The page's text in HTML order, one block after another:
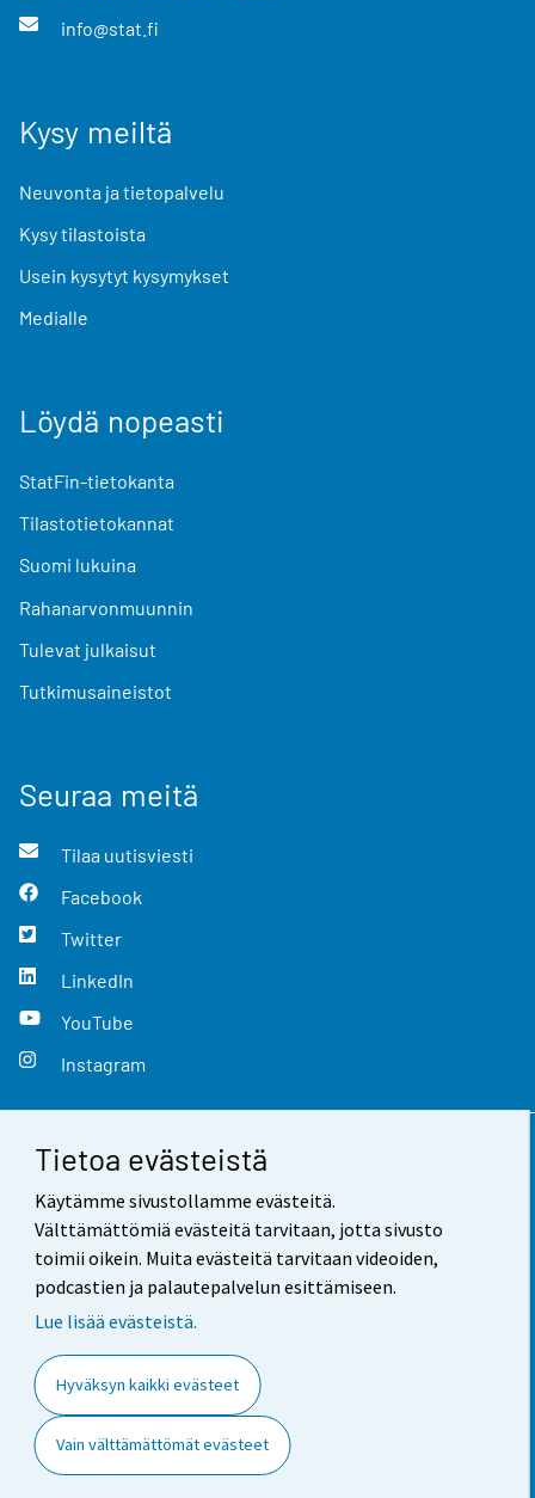
Tietoa evästeistä
Käytämme sivustollamme evästeitä.
Välttämättömiä evästeitä tarvitaan, jotta sivusto
toimii oikein. Muita evästeitä tarvitaan videoiden,
podcastien ja palautepalvelun esittämiseen.
Lue lisää evästeistä.
Hyväksyn kaikki evästeet
Vain välttämättömät evästeet
info@stat.fi
Kysy meiltä
Neuvonta ja tietopalvelu
Kysy tilastoista
Usein kysytyt kysymykset
Medialle
Löydä nopeasti
StatFin-tietokanta
Tilastotietokannat
Suomi lukuina
Rahanarvonmuunnin
Tulevat julkaisut
Tutkimusaineistot
Seuraa meitä
Tilaa uutisviesti
Facebook
Twitter
LinkedIn
YouTube
Instagram
Yhteystiedot
Palaute
Käyttöehdot
Saavutettavuus
Tietoa sivustosta
Evästeasetukset